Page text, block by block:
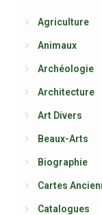
Agriculture
Animaux
Archéologie
Architecture
Art Divers
Beaux-Arts
Biographie
Cartes
Catalogues